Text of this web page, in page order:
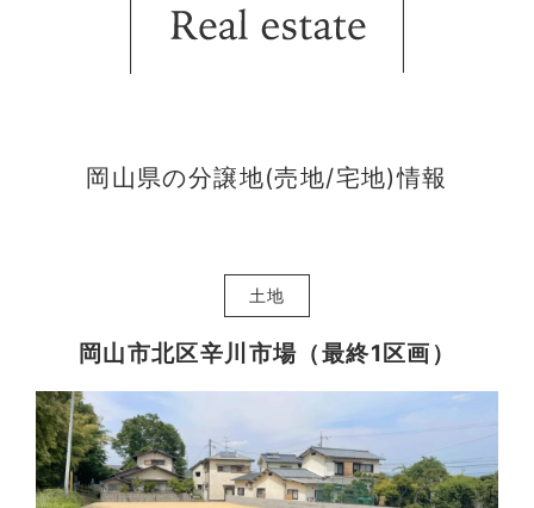
岡山県の分譲地(売地/宅地)情報
土地
岡山市北区辛川市場（最終1区画）